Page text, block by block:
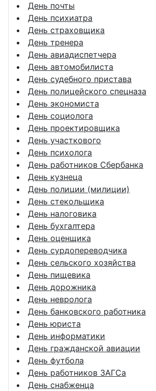
День почты
День психиатра
День страховщика
День тренера
День авиадиспетчера
День автомобилиста
День судебного пристава
День полицейского спецназа
День экономиста
День социолога
День проектировщика
День участкового
День психолога
День работников Сбербанка
День кузнеца
День полиции (милиции)
День стекольщика
День налоговика
День бухгалтера
День оценщика
День сурдопереводчика
День сельского хозяйства
День пищевика
День дорожника
День невролога
День банковского работника
День юриста
День информатики
День гражданской авиации
День футбола
День работников ЗАГСа
День снабженца